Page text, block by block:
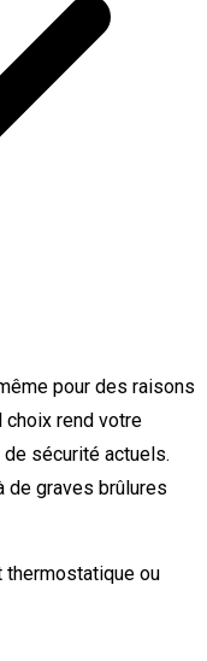
pour des raisons
choix rend votre
sécurité actuels.
de graves brûlures
thermostatique ou